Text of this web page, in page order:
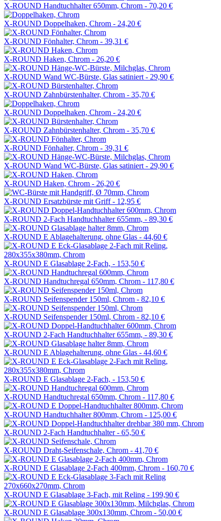
X-ROUND Handtuchhalter 650mm, Chrom - 70,20 €
X-ROUND Doppelhaken, Chrom - 24,20 €
X-ROUND Fönhalter, Chrom - 39,31 €
X-ROUND Haken, Chrom - 26,20 €
X-ROUND Wand WC-Bürste, Glas satiniert - 29,90 €
X-ROUND Zahnbürstenhalter, Chrom - 35,70 €
X-ROUND Doppelhaken, Chrom - 24,20 €
X-ROUND Zahnbürstenhalter, Chrom - 35,70 €
X-ROUND Fönhalter, Chrom - 39,31 €
X-ROUND Wand WC-Bürste, Glas satiniert - 29,90 €
X-ROUND Haken, Chrom - 26,20 €
X-ROUND Ersatzbürste mit Griff - 12,95 €
X-ROUND 2-Fach Handtuchhalter 655mm, - 89,30 €
X-ROUND E Ablagehalterung, ohne Glas - 44,60 €
X-ROUND E Glasablage 2-Fach, - 153,50 €
X-ROUND Handtuchregal 650mm, Chrom - 117,80 €
X-ROUND Seifenspender 150ml, Chrom - 82,10 €
X-ROUND Seifenspender 150ml, Chrom - 82,10 €
X-ROUND 2-Fach Handtuchhalter 655mm, - 89,30 €
X-ROUND E Ablagehalterung, ohne Glas - 44,60 €
X-ROUND E Glasablage 2-Fach, - 153,50 €
X-ROUND Handtuchregal 650mm, Chrom - 117,80 €
X-ROUND Handtuchhalter 800mm, Chrom - 125,00 €
X-ROUND 2-Fach Handtuchhalter - 65,50 €
X-ROUND Draht-Seifenschale, Chrom - 41,70 €
X-ROUND E Glasablage 2-Fach 400mm, Chrom - 160,70 €
X-ROUND E Glasablage 3-Fach, mit Reling - 199,90 €
X-ROUND E Glasablage 300x130mm, Chrom - 50,00 €